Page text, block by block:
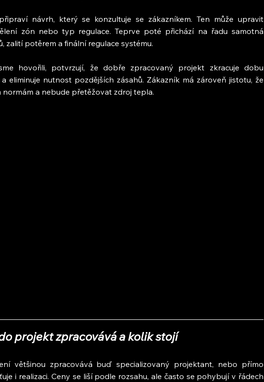
návrh, který se konzultuje se zákazníkem. Ten může upravit
zón nebo typ regulace. Teprve poté přichází na řadu samotná
zalití potěrem a finální regulace systému.
hovořili, potvrzují, že dobře zpracovaný projekt zkracuje dobu
eliminuje nutnost pozdějších zásahů. Zákazník má zároveň jistotu, že
a nebude přetěžovat zdroj tepla.
projekt zpracovává a kolik stojí
většinou zpracovává buď specializovaný projektant, nebo přímo
i realizaci. Ceny se liší podle rozsahu, ale často se pohybují v řádech